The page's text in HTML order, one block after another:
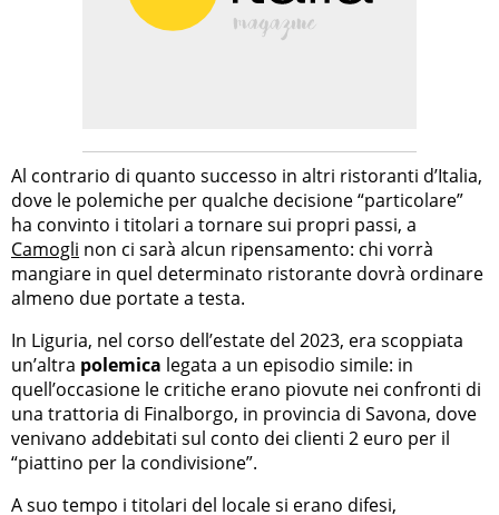
Al contrario di quanto successo in altri ristoranti d’Italia,
dove le polemiche per qualche decisione “particolare”
ha convinto i titolari a tornare sui propri passi, a
Camogli non ci sarà alcun ripensamento: chi vorrà
mangiare in quel determinato ristorante dovrà ordinare
almeno due portate a testa.
In Liguria, nel corso dell’estate del 2023, era scoppiata
un’altra polemica legata a un episodio simile: in
quell’occasione le critiche erano piovute nei confronti di
una trattoria di Finalborgo, in provincia di Savona, dove
venivano addebitati sul conto dei clienti 2 euro per il
“piattino per la condivisione”.
A suo tempo i titolari del locale si erano difesi,